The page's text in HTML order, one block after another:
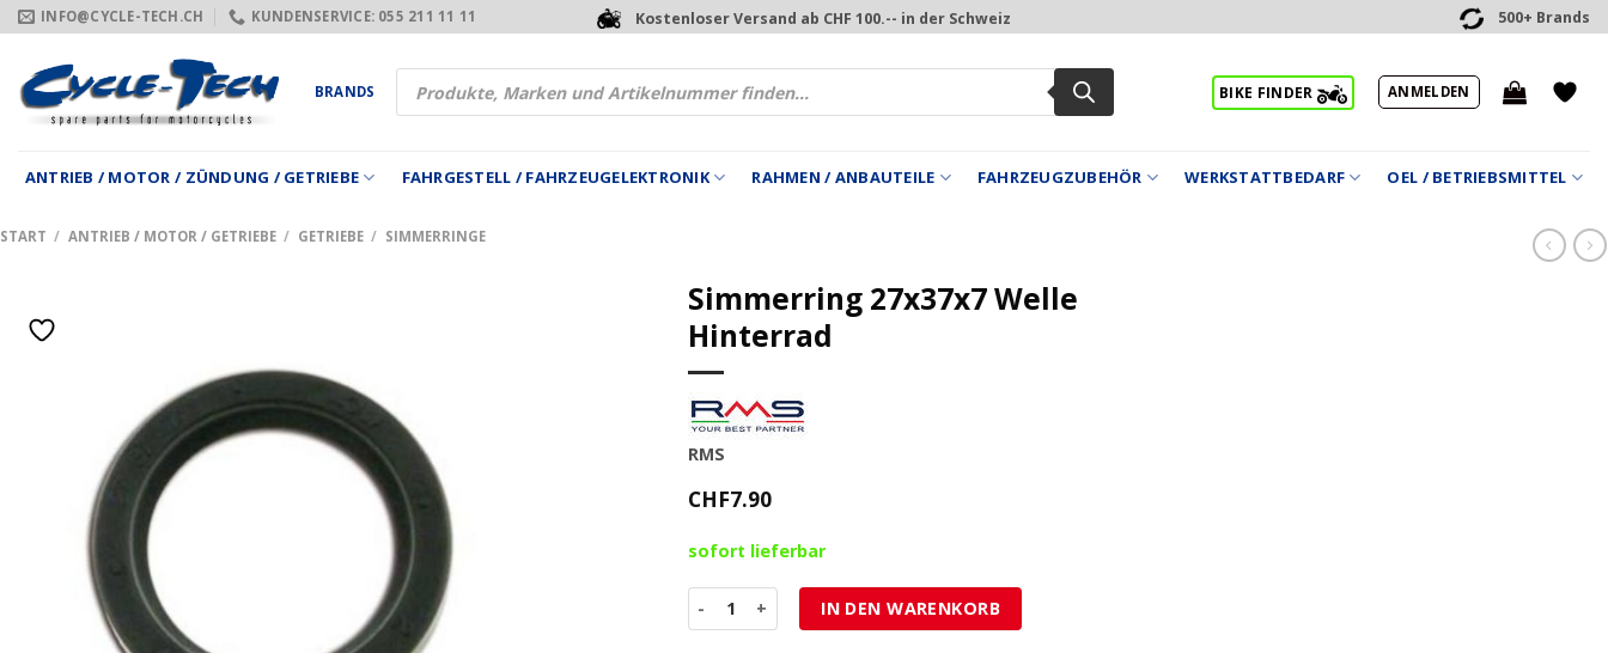
Zum
Inhalt
springen
INFO@CYCLE-TECH.CH KUNDENSERVICE: 055 211 11 11 Kostenloser Versand ab CHF 100.-- in der Schweiz 500+ Brands
BRANDS
Products
search
BIKE FINDER ANMELDEN
ANTRIEB / MOTOR / ZÜNDUNG / GETRIEBE FAHRGESTELL / FAHRZEUGELEKTRONIK RAHMEN / ANBAUTEILE FAHRZEUGZUBEHÖR WERKSTATTBEDARF OEL / BETRIEBSMITTEL
START / ANTRIEB / MOTOR / GETRIEBE / GETRIEBE / SIMMERRINGE
Simmerring 27x37x7 Welle
Hinterrad
RMS
CHF7.90
sofort lieferbar
Simmerring 27x37x7 Welle Hinterrad Menge
IN DEN WARENKORB